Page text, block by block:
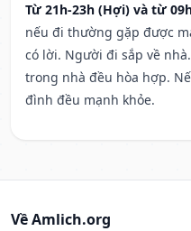
Từ 21h-23h (Hợi) và từ
nếu đi thường gặp được
có lời. Người đi sắp về
trong nhà đều hòa hợp.
đình đều mạnh khỏe.
Về Amlich.org